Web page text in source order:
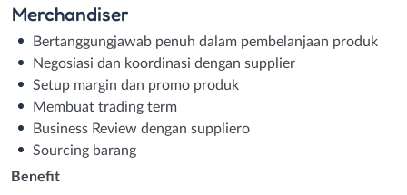
Merchandiser
Bertanggungjawab penuh dalam pembelanjaan produk
Negosiasi dan koordinasi dengan supplier
Setup margin dan promo produk
Membuat trading term
Business Review dengan suppliero
Sourcing barang
Benefit